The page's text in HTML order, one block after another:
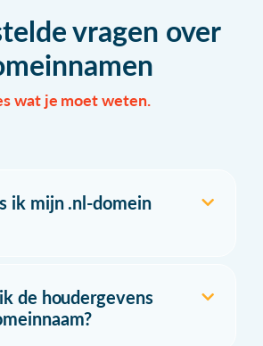
vragen over
wat je moet weten.
ik mijn .nl-domein
de houdergevens